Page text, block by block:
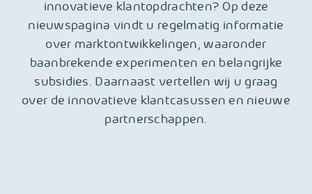
innovatieve klantopdrachten? Op deze
nieuwspagina vindt u regelmatig informatie
over marktontwikkelingen, waaronder
baanbrekende experimenten en belangrijke
subsidies. Daarnaast vertellen wij u graag
over de innovatieve klantcasussen en nieuwe
partnerschappen.